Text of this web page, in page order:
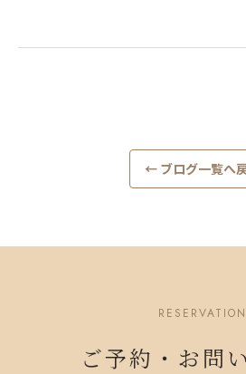
← ブログ一覧へ
RESERVATION
ご予約・お問